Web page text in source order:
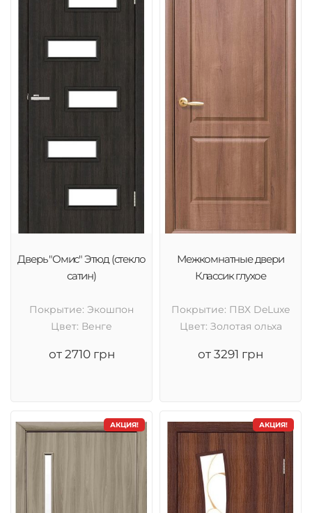
Дверь "Омис" Этюд (стекло
сатин)
Покрытие: Экошпон
Цвет: Венге
от 2710 грн
Межкомнатные двери
Классик глухое
Покрытие: ПВХ DeLuxe
Цвет: Золотая ольха
от 3291 грн
АКЦИЯ! АКЦИЯ!